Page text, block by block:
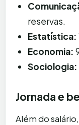
reservas.
Estatística:
Economia:
Sociologia:
Jornada e
Além do